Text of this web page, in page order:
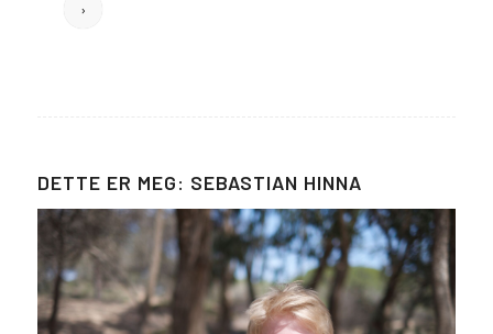
›
DETTE ER MEG: SEBASTIAN HINNA